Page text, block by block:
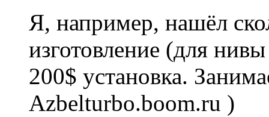
Я, например, нашёл
изготовление (для
200$ установка.
Azbelturbo.boom.ru )